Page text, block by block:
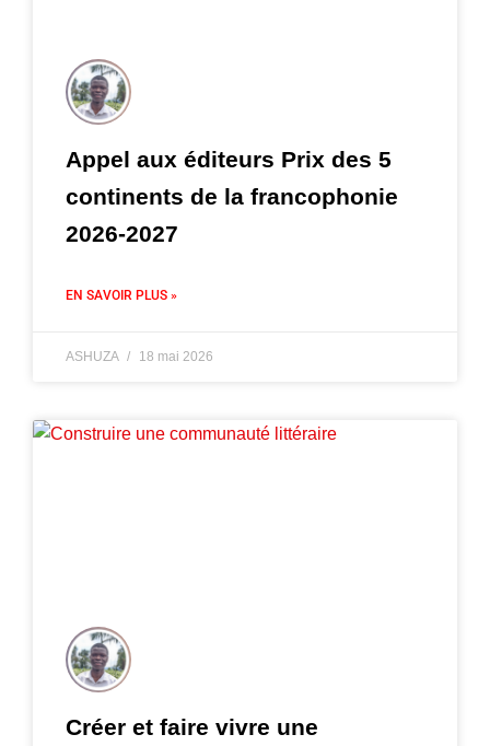
Appel aux éditeurs Prix des 5
continents de la francophonie
2026-2027
EN SAVOIR PLUS »
ASHUZA 18 mai 2026
Créer et faire vivre une